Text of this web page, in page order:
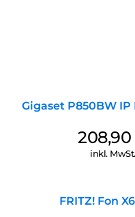
Gigaset P850BW IP
208,90
inkl. MwSt.
FRITZ! Fon